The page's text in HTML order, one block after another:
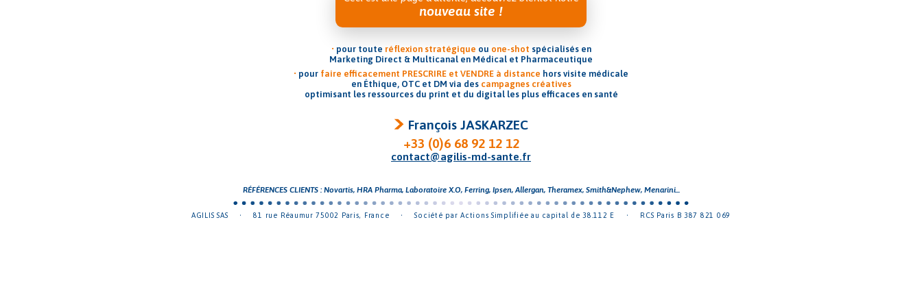
nouveau site !
• pour toute réflexion stratégique ou one-shot spécialisés en
Marketing Direct & Multicanal en Médical et Pharmaceutique
• pour faire efficacement PRESCRIRE et VENDRE à distance hors visite médicale
en Éthique, OTC et DM via des campagnes créatives
optimisant les ressources du print et du digital les plus efficaces en santé
François JASKARZEC
+33 (0)6 68 92 12 12
contact@agilis-md-sante.fr
RÉFÉRENCES CLIENTS : Novartis, HRA Pharma, Laboratoire X.O, Ferring, Ipsen, Allergan, Theramex, Smith&Nephew, Menarini...
AGILIS SAS • 81 rue Réaumur 75002 Paris, France • Société par Actions Simplifiée au capital de 38.112 E • RCS Paris B 387 821 069